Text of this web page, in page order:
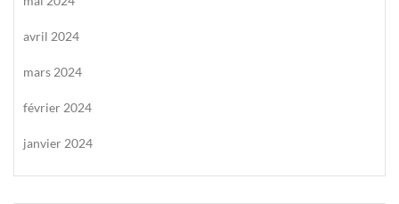
avril 2024
mars 2024
février 2024
janvier 2024